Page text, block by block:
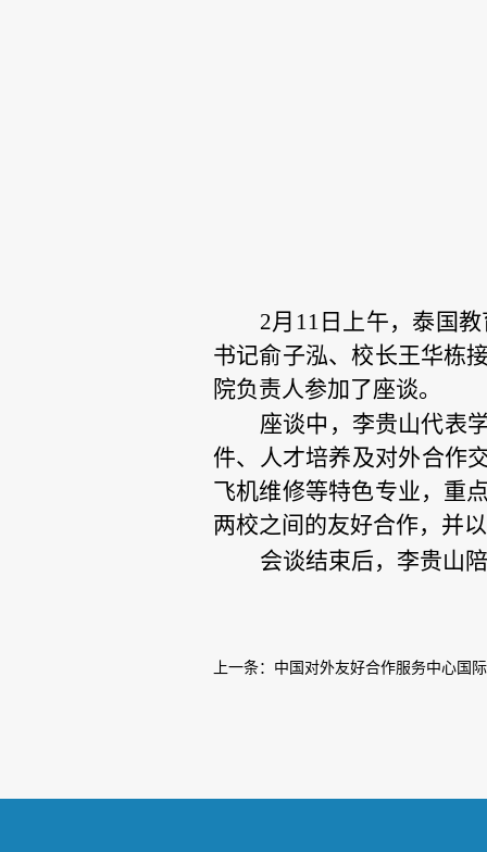
2月11日上午，泰国
书记俞子泓、校长王华栋
院负责人参加了座谈。
座谈中，李贵山代表
件、人才培养及对外合作
飞机维修等特色专业，重
两校之间的友好合作，并
会谈结束后，李贵山
上一条： 中国对外友好合作服务中心国